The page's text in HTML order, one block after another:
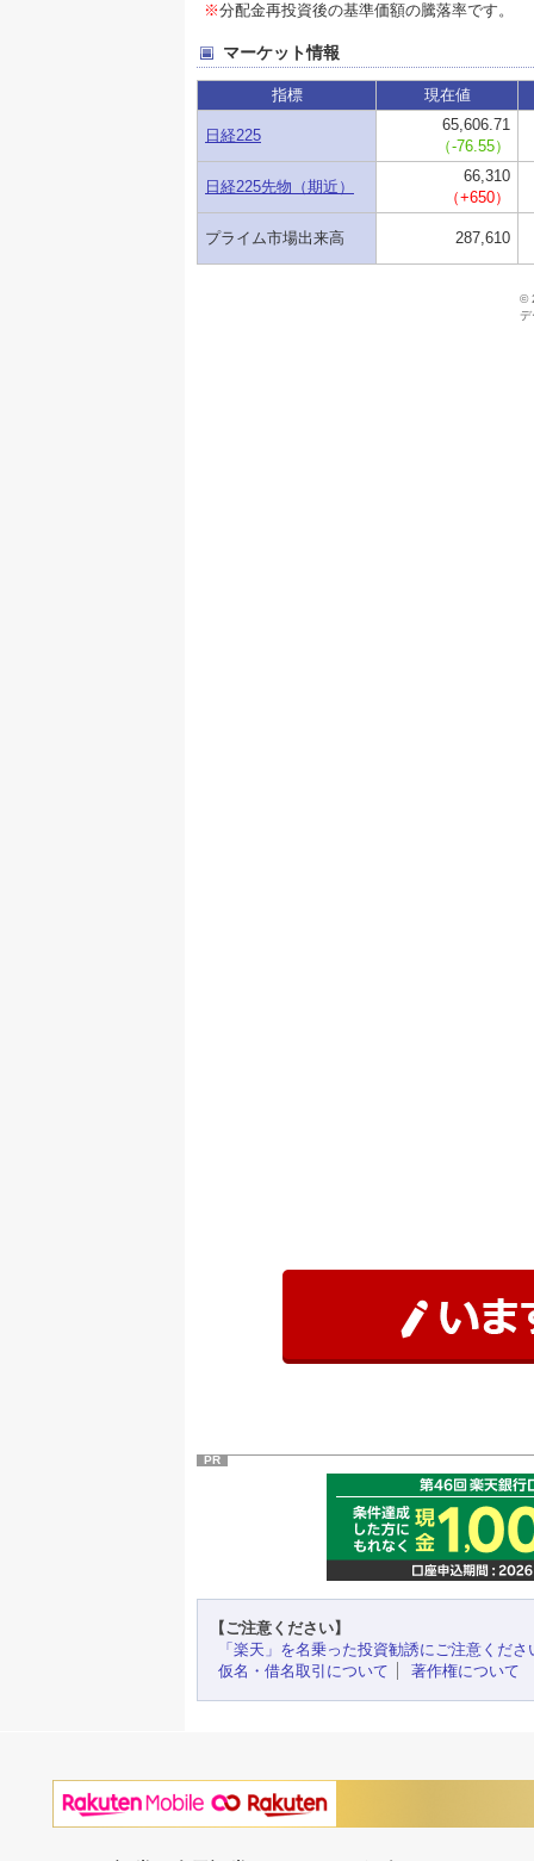
PR
【ご注意ください】
「楽天」を名乗った投資勧誘にご注意くださ
仮名・借名取引について
著作権について